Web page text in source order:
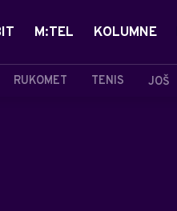
RUKOMET TENIS JOŠ
M:TEL KOLUMNE